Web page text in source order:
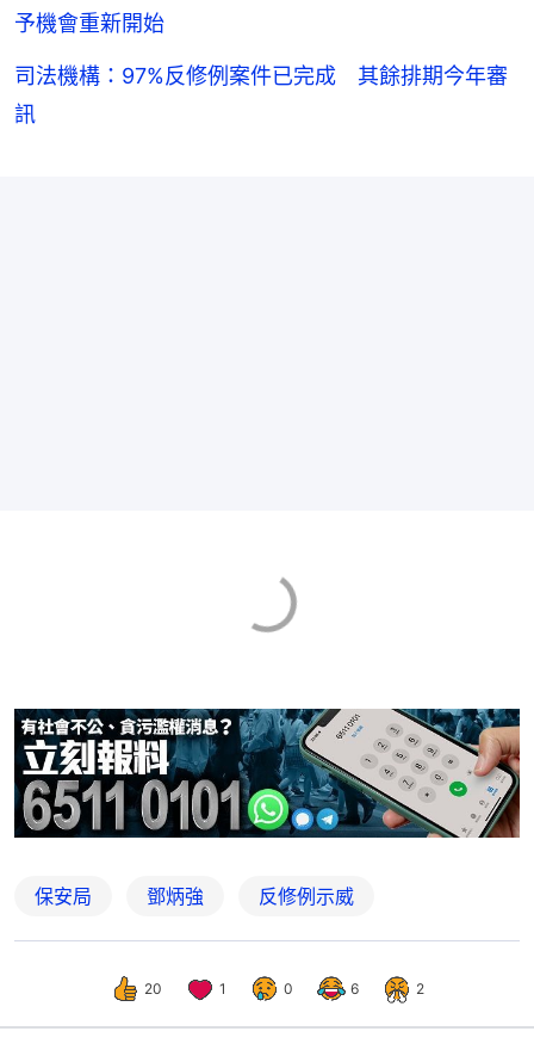
予機會重新開始
司法機構：97%反修例案件已完成 其餘排期今年審
訊
保安局 鄧炳強 反修例示威
20 1 0 6 2